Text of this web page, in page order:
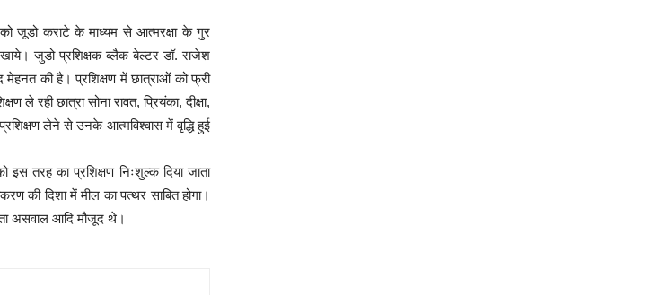
को जूडो कराटे के माध्यम से आत्मरक्षा के गुर
जुडो प्रशिक्षक ब्लैक बेल्टर डॉ. राजेश
की है। प्रशिक्षण में छात्राओं को फ्री
रही छात्रा सोना रावत, प्रियंका, दीक्षा,
लेने से उनके आत्मविश्वास में वृद्धि हुई
इस तरह का प्रशिक्षण निःशुल्क दिया जाता
की दिशा में मील का पत्थर साबित होगा।
असवाल आदि मौजूद थे।